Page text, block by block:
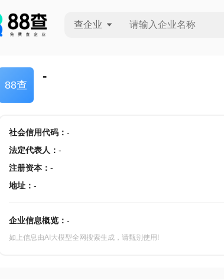
查企业
88查
-
社会信用代码： -
法定代表人 ： -
注册资本： -
地址： -
企业信息概览： -
如上信息由AI大模型全网搜索生成，请甄别使用!